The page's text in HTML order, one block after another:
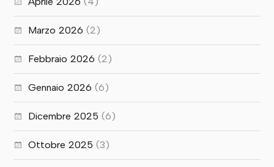
Marzo 2026 (2)
Febbraio 2026 (2)
Gennaio 2026 (6)
Dicembre 2025 (6)
Ottobre 2025 (3)